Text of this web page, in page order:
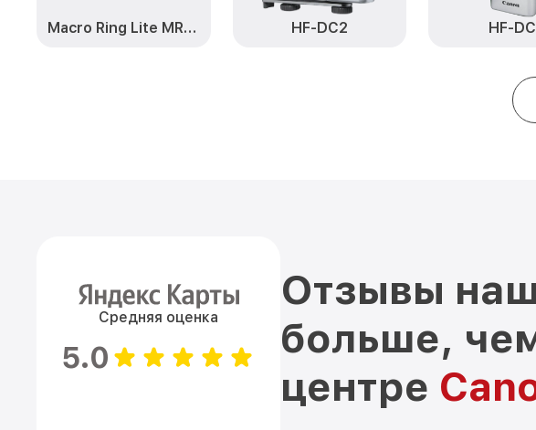
Macro Ring Lite MR-14 EX HF-DC2 HF-
Средняя оценка
5.0
Отзывы
больше,
центре